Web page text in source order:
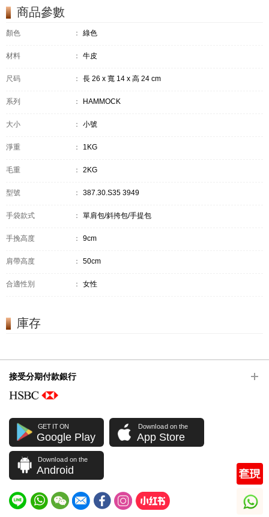
商品參數
顏色 ： 綠色
材料 ： 牛皮
尺码 ： 長 26 x 寬 14 x 高 24 cm
系列 ： HAMMOCK
大小 ： 小號
淨重 ： 1KG
毛重 ： 2KG
型號 ： 387.30.S35 3949
手袋款式 ： 單肩包/斜挎包/手提包
手挽高度 ： 9cm
肩帶高度 ： 50cm
合適性別 ： 女性
庫存
接受分期付款銀行
GET IT ON
Google Play
Download on the
App Store
Download on the
Android